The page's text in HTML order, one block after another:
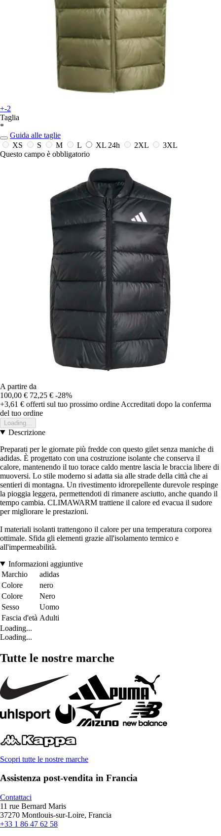
+-2
Taglia
*
Guida alle taglie
XS
S M L XL 24h 2XL
3XL
Questo campo è obbligatorio
A partire da
100,00 € 72,25 € -28%
+3,61 € offerti sul tuo prossimo ordine Accreditati dopo la conferma
del tuo ordine
Loading...
Descrizione
Preparati per le giornate più fredde con questo gilet senza maniche di
adidas. È progettato con una costruzione isolante che conserva il
calore, mantenendo il tuo torace caldo mentre lascia le braccia libere di
muoversi. Lo stile moderno si adatta sia alle strade della città che ai
sentieri di montagna. Un rivestimento idrorepellente durevole respinge
la pioggia leggera, permettendoti di rimanere asciutto, anche quando il
tempo cambia. CLIMAWARM trattiene il calore ed evacua il sudore
per migliorare le prestazioni.
I materiali isolanti trattengono il calore per una temperatura corporea
ottimale. Sfida gli elementi grazie all'isolamento termico e
all'impermeabilità.
Informazioni aggiuntive
Marchio
adidas
Colore
nero
Colore
Nero
Sesso
Uomo
Fascia d'età Adulti
Loading...
Loading...
Tutte le nostre marche
Scopri tutte le nostre marche
Assistenza post-vendita in Francia
Contattaci
11 rue Bernard Maris
37270 Montlouis-sur-Loire, Francia
+33 1 86 47 62 58